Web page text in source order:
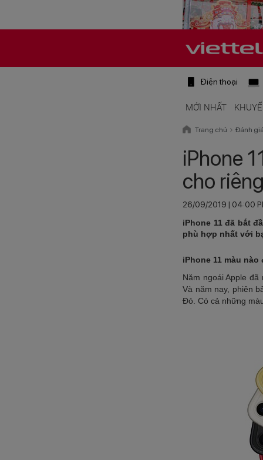
Điện thoại
MỚI NHẤT
Trang chủ Đánh
iPhone
cho
26/09/2019 | 04:00
iPhone 11 đã bắt
phù hợp nhất với
iPhone 11 màu nào
Năm ngoái Apple
Và năm nay, phiên
Đỏ. Có cả những